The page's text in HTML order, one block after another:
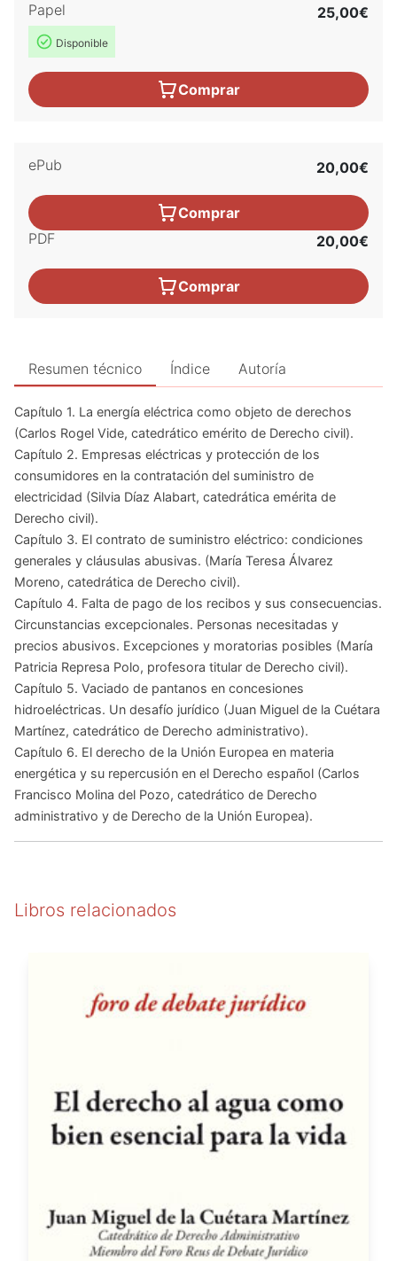
Papel
Disponible
25,00€
Comprar
ePub 20,00€
Comprar
PDF
20,00€
Comprar
Resumen técnico Índice Autoría
Capítulo 1. La energía eléctrica como objeto de derechos
(Carlos Rogel Vide, catedrático emérito de Derecho civil).
Capítulo 2. Empresas eléctricas y protección de los
consumidores en la contratación del suministro de
electricidad (Silvia Díaz Alabart, catedrática emérita de
Derecho civil).
Capítulo 3. El contrato de suministro eléctrico: condiciones
generales y cláusulas abusivas. (María Teresa Álvarez
Moreno, catedrática de Derecho civil).
Capítulo 4. Falta de pago de los recibos y sus consecuencias.
Circunstancias excepcionales. Personas necesitadas y
precios abusivos. Excepciones y moratorias posibles (María
Patricia Represa Polo, profesora titular de Derecho civil).
Capítulo 5. Vaciado de pantanos en concesiones
hidroeléctricas. Un desafío jurídico (Juan Miguel de la Cuétara
Martínez, catedrático de Derecho administrativo).
Capítulo 6. El derecho de la Unión Europea en materia
energética y su repercusión en el Derecho español (Carlos
Francisco Molina del Pozo, catedrático de Derecho
administrativo y de Derecho de la Unión Europea).
Libros relacionados